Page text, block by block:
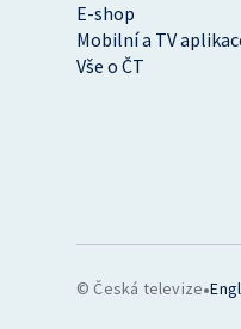
E-shop
Mobilní a TV
Vše o ČT
© Česká televize•